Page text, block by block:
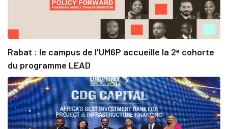
Rabat : le campus de l'UM6P accueille la 2ᵉ cohorte
du programme LEAD